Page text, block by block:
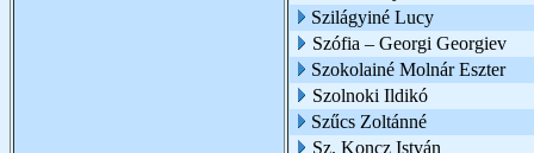
Szilágyiné Lucy
Szófia – Georgi Georgiev
Szokolainé Molnár Eszter
Szolnoki Ildikó
Szűcs Zoltánné
Sz. Koncz István